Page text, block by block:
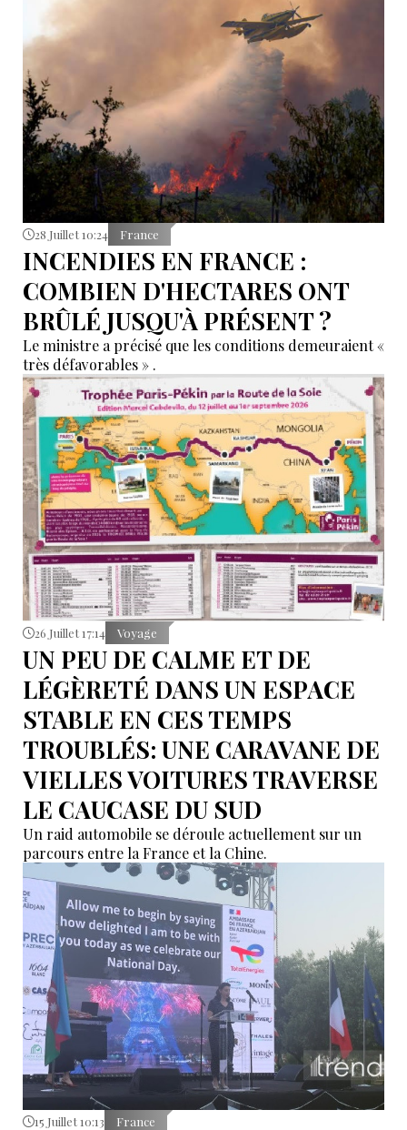
28 Juillet 10:24 France
INCENDIES EN FRANCE :
COMBIEN D'HECTARES ONT
BRÛLÉ JUSQU'À PRÉSENT ?
Le ministre a précisé que les conditions demeuraient «
très défavorables » .
26 Juillet 17:14 Voyage
UN PEU DE CALME ET DE
LÉGÈRETÉ DANS UN ESPACE
STABLE EN CES TEMPS
TROUBLÉS: UNE CARAVANE DE
VIELLES VOITURES TRAVERSE
LE CAUCASE DU SUD
Un raid automobile se déroule actuellement sur un
parcours entre la France et la Chine.
15 Juillet 10:13 France